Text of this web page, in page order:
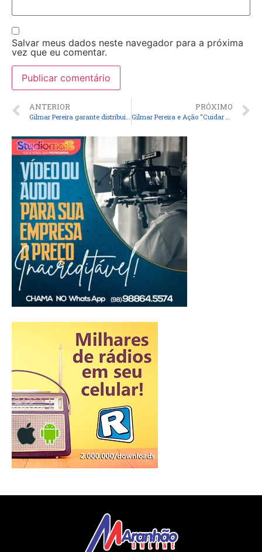
Salvar meus dados neste navegador para a próxima
vez que eu comentar.
ANTERIOR PRÓXIMO